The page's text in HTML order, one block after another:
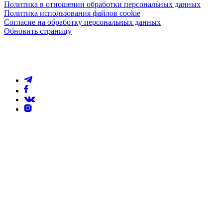
Политика в отношении обработки персональных данных
Политика использования файлов cookie
Согласие на обработку персональных данных
Обновить страницу